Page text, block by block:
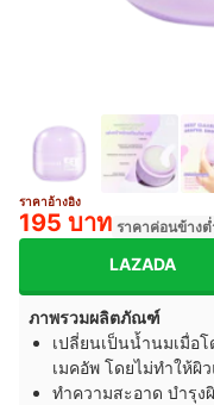
ราคาอ้างอิง
195 บาท ราคาค่อนข้างต่
LAZADA
ภาพรวมผลิตภัณฑ์
เปลี่ยนเป็นน้ำนมเมื่อ
เมคอัพ โดยไม่ทำให้ผิ
ทำความสะอาด บำรุ